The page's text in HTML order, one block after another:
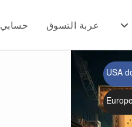
حسابي عربة التسوق